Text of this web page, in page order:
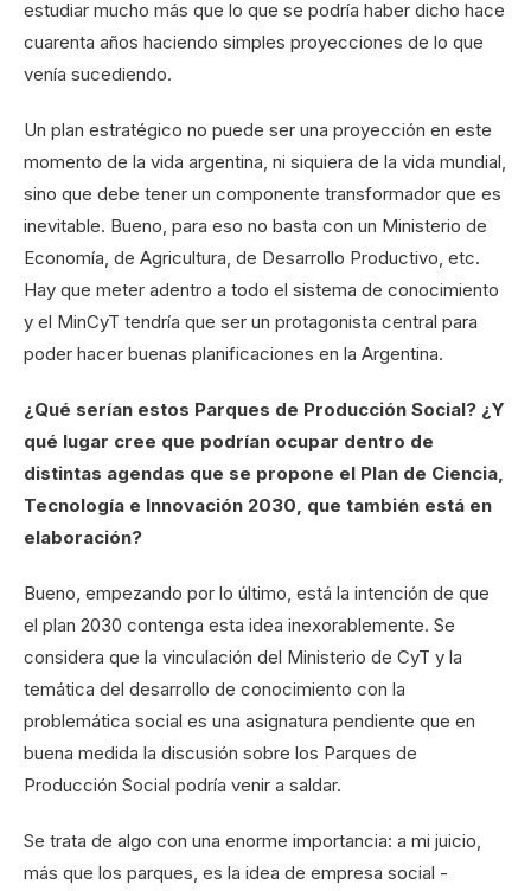
estudiar mucho más que lo que se podría haber dicho hace
cuarenta años haciendo simples proyecciones de lo que
venía sucediendo.
Un plan estratégico no puede ser una proyección en este
momento de la vida argentina, ni siquiera de la vida mundial,
sino que debe tener un componente transformador que es
inevitable. Bueno, para eso no basta con un Ministerio de
Economía, de Agricultura, de Desarrollo Productivo, etc.
Hay que meter adentro a todo el sistema de conocimiento
y el MinCyT tendría que ser un protagonista central para
poder hacer buenas planificaciones en la Argentina.
¿Qué serían estos Parques de Producción Social? ¿Y
qué lugar cree que podrían ocupar dentro de
distintas agendas que se propone el Plan de Ciencia,
Tecnología e Innovación 2030, que también está en
elaboración?
Bueno, empezando por lo último, está la intención de que
el plan 2030 contenga esta idea inexorablemente. Se
considera que la vinculación del Ministerio de CyT y la
temática del desarrollo de conocimiento con la
problemática social es una asignatura pendiente que en
buena medida la discusión sobre los Parques de
Producción Social podría venir a saldar.
Se trata de algo con una enorme importancia: a mi juicio,
más que los parques, es la idea de empresa social -